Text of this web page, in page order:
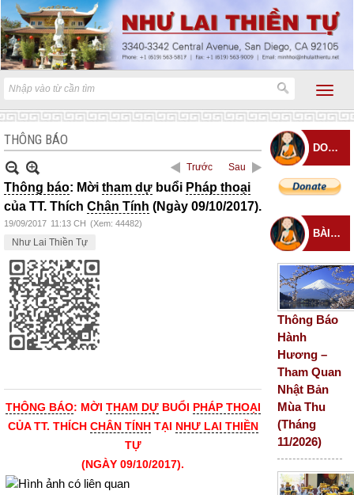
THÔNG BÁO
Trước Sau
Thông báo: Mời tham dự buổi Pháp thoại
của TT. Thích Chân Tính (Ngày 09/10/2017).
19/09/2017 11:13 CH (Xem: 44482)
Như Lai Thiền Tự
THÔNG BÁO: MỜI THAM DỰBUỔI PHÁP THOẠI
CỦA TT. THÍCH CHÂN TÍNHTẠI NHƯ LAI THIỀN
TỰ
(NGÀY 09/10/2017).
DONATE
BÀI ĐĂNG MỚI
Thông Báo
Hành
Hương –
Tham Quan
Nhật Bản
Mùa Thu
(Tháng
11/2026)